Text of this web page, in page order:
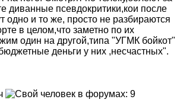
диванные псевдокритики,кои после
одно и то же, просто не разбираются
в целом,что заметно по их
один на другой,типа "УГМК бойкот"
деньги у них ,несчастных".